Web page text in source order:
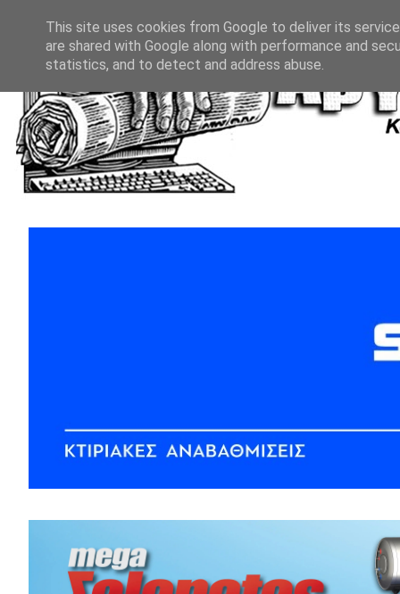
This site uses cookies from Google to deliver its
are shared with Google along with performance and
statistics, and to detect and address abuse.